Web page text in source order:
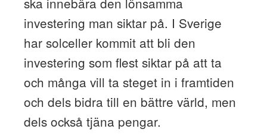
investering man siktar på. I Sverige
har solceller kommit att bli den
investering som flest siktar på att ta
och många vill ta steget in i framtiden
och dels bidra till en bättre värld, men
dels också tjäna pengar.